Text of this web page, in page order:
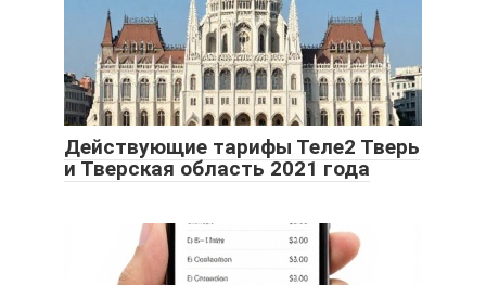
Действующие тарифы Теле2 Тверь
и Тверская область 2021 года